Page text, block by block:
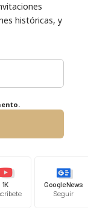
históricas, y
1K Google News
Seguir